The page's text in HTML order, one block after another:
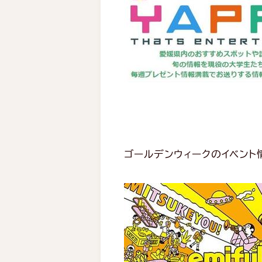
ゴールデンウィークのイベント